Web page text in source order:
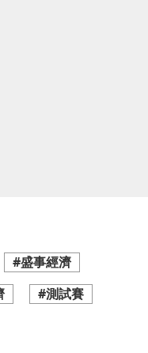
#盛事經濟
#測試賽